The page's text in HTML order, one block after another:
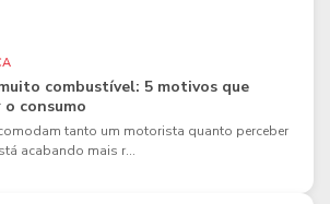
combustível: 5 motivos que
consumo
tanto um motorista quanto perceber
acabando mais r...